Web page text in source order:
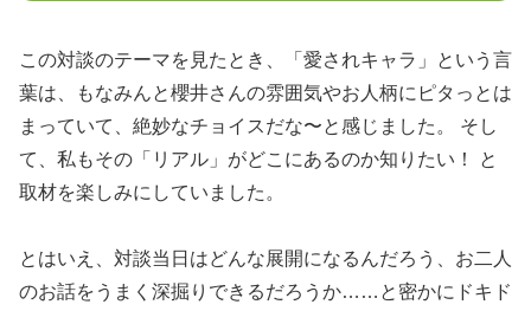
この対談のテーマを見たとき、「愛されキャラ」という言
葉は、もなみんと櫻井さんの雰囲気やお人柄にピタっとは
まっていて、絶妙なチョイスだな〜と感じました。 そし
て、私もその「リアル」がどこにあるのか知りたい！ と
取材を楽しみにしていました。
とはいえ、対談当日はどんな展開になるんだろう、お二人
のお話をうまく深掘りできるだろうか……と密かにドキド